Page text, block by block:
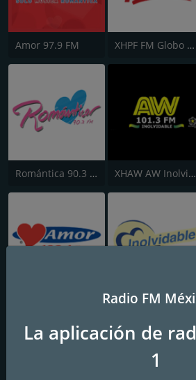
Amor 97.9 FM XHPF FM Globo 101.9
Romántica 90.3 FM XHAW AW Inolvidable 101.3
XHJRZ-FM Inolvidable
XHYU Amor 100.1
Radio FM
La aplicación de
1